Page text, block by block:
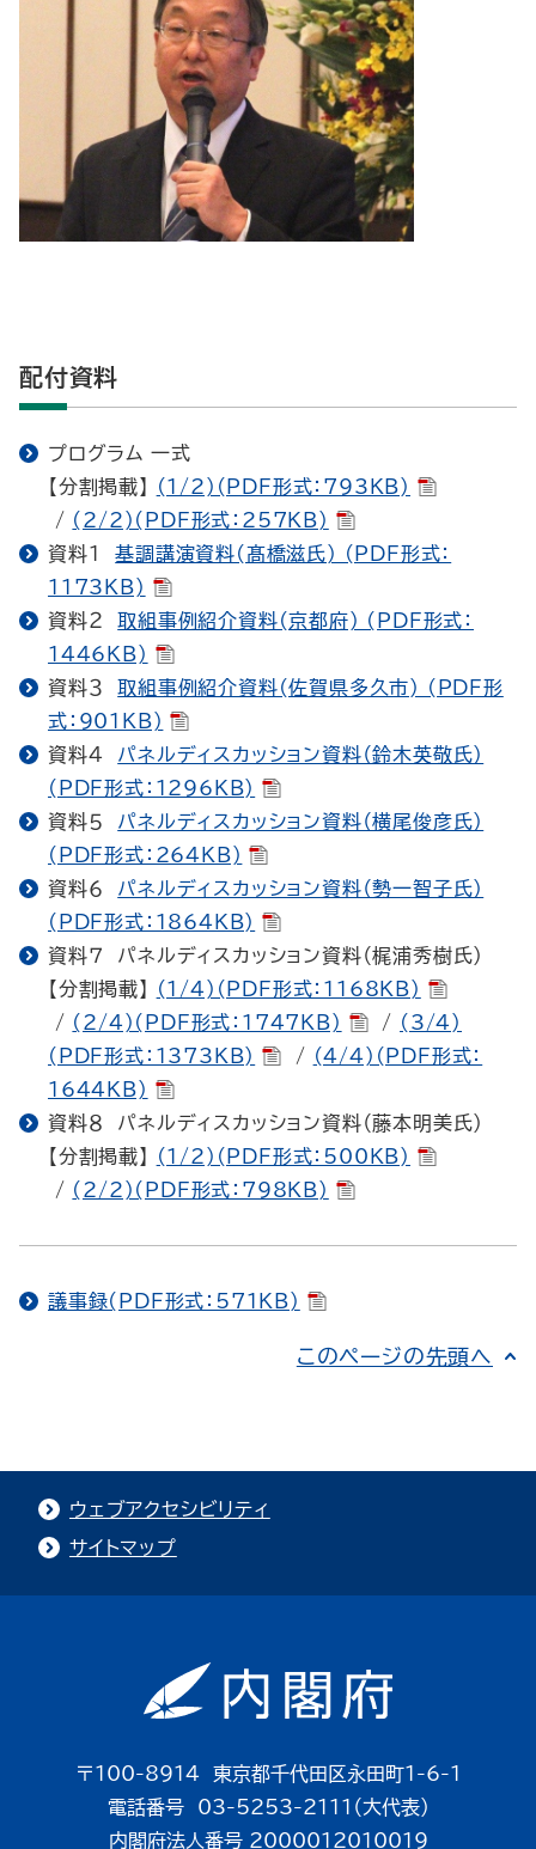
配付資料
プログラム 一式
【分割掲載】
(1/2)(PDF形式：793KB)
/ (2/2)(PDF形式：257KB)
資料１基調講演資料(髙橋滋氏) (PDF形式：
1173KB)
資料２
取組事例紹介資料(京都府) (PDF形式：
1446KB)
資料３
取組事例紹介資料(佐賀県多久市) (PDF形
式：901KB)
資料４ パネルディスカッション資料（鈴木英敬氏）
(PDF形式：1296KB)
資料５ パネルディスカッション資料（横尾俊彦氏）
(PDF形式：264KB)
資料６ パネルディスカッション資料（勢一智子氏）
(PDF形式：1864KB)
資料７ パネルディスカッション資料（梶浦秀樹氏）
【分割掲載】
(1/4)(PDF形式：1168KB)
/ (2/4)(PDF形式：1747KB) /
(3/4)
(PDF形式：1373KB)
/
(4/4)(PDF形式：
1644KB)
資料８ パネルディスカッション資料（藤本明美氏）
【分割掲載】
(1/2)(PDF形式：500KB)
/ (2/2)(PDF形式：798KB)
議事録(PDF形式：571KB)
このページの先頭へ
ウェブアクセシビリティ
サイトマップ
〒100-8914 東京都千代田区永田町1-6-1
電話番号 03-5253-2111（大代表）
内閣府法人番号 2000012010019